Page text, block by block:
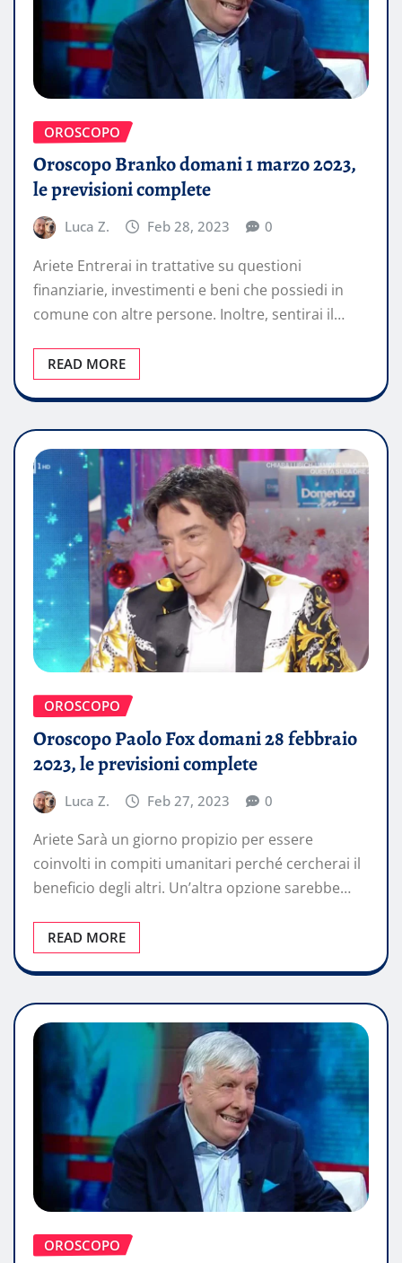
OROSCOPO
Oroscopo Branko domani 1 marzo 2023,
le previsioni complete
Luca Z. Feb 28, 2023 0
Ariete Entrerai in trattative su questioni
finanziarie, investimenti e beni che possiedi in
comune con altre persone. Inoltre, sentirai il…
READ MORE
OROSCOPO
Oroscopo Paolo Fox domani 28 febbraio
2023, le previsioni complete
Luca Z. Feb 27, 2023 0
Ariete Sarà un giorno propizio per essere
coinvolti in compiti umanitari perché cercherai il
beneficio degli altri. Un’altra opzione sarebbe…
READ MORE
OROSCOPO